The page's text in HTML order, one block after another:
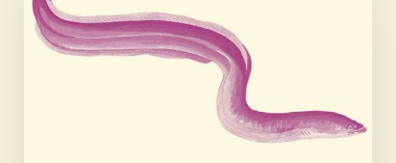
Informe
Anual